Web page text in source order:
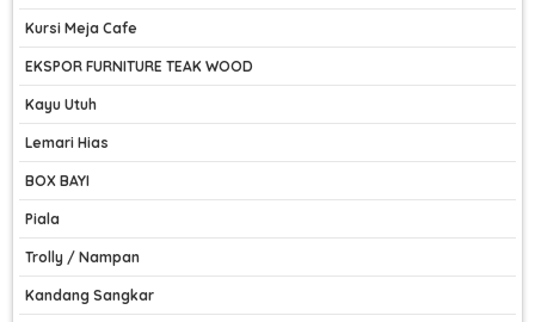
Kursi Meja Cafe
EKSPOR FURNITURE TEAK WOOD
Kayu Utuh
Lemari Hias
BOX BAYI
Piala
Trolly / Nampan
Kandang Sangkar